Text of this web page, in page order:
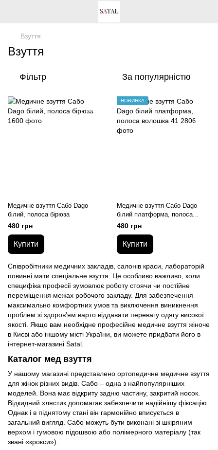
Взуття
Взуття
Фільтр За популярністю
Медичне взуття Сабо Dago
білий, полоса бірюза
480 грн
Купити
НОВИНКА
Медичне взуття Сабо Dago
білий платформа, полоса
волошка 41
480 грн
Купити
Співробітники медичних закладів, салонів краси, лабораторій
повинні мати спеціальне взуття. Це особливо важливо, коли
специфіка професії зумовлює роботу стоячи чи постійне
переміщення межах робочого закладу. Для забезпечення
максимально комфортних умов та виключення виникнення
проблем зі здоров’ям варто віддавати перевагу одягу високої
якості. Якщо вам необхідне професійне медичне взуття жіноче
в Києві або іншому місті України, ви можете придбати його в
інтернет-магазині Satal.
Каталог мед взуття
У нашому магазині представлено ортопедичне медичне взуття
для жінок різних видів. Сабо – одна з найпопулярніших
моделей. Вона має відкриту задню частину, закритий носок.
Відкидний хлястик допомагає забезпечити надійнішу фіксацію.
Однак і в піднятому стані він гармонійно вписується в
загальний вигляд. Сабо можуть бути виконані зі шкіряним
верхом і гумовою підошвою або полімерного матеріалу (так
звані «крокси»).